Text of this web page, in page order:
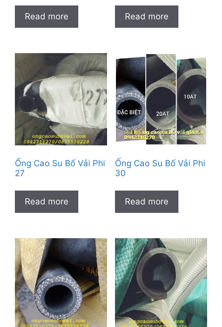
Read more Read more
Ống Cao Su Bố Vải Phi
27
Read more
Ống Cao Su Bố Vải Phi
30
Read more